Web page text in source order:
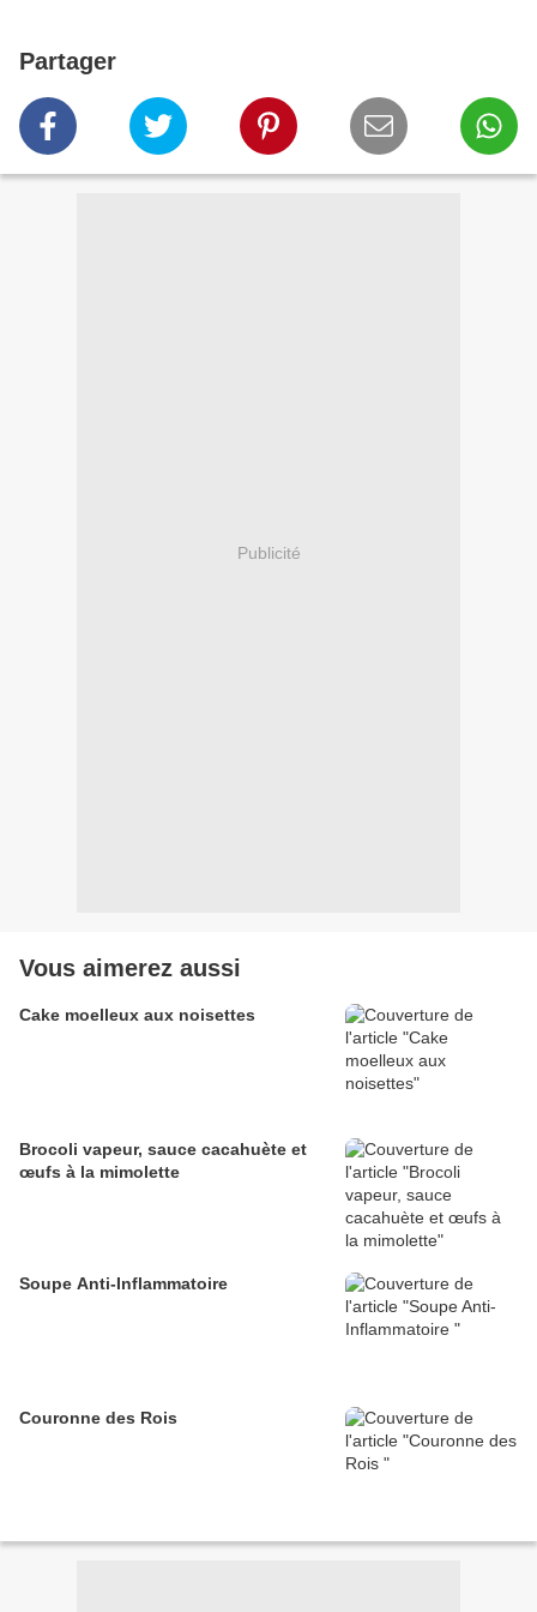
Partager
Publicité
Vous aimerez aussi
Cake moelleux aux noisettes
Brocoli vapeur, sauce cacahuète et
œufs à la mimolette
Soupe Anti-Inflammatoire
Couronne des Rois